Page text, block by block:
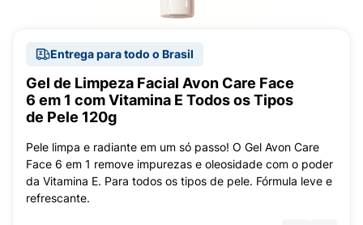
Entrega para todo o Brasil
Gel de Limpeza Facial Avon Care Face
6 em 1 com Vitamina E Todos os Tipos
de Pele 120g
Pele limpa e radiante em um só passo! O Gel Avon Care
Face 6 em 1 remove impurezas e oleosidade com o poder
da Vitamina E. Para todos os tipos de pele. Fórmula leve e
refrescante.